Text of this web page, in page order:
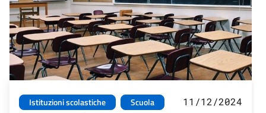
Istituzioni scolastiche
Scuola
11/12/2024